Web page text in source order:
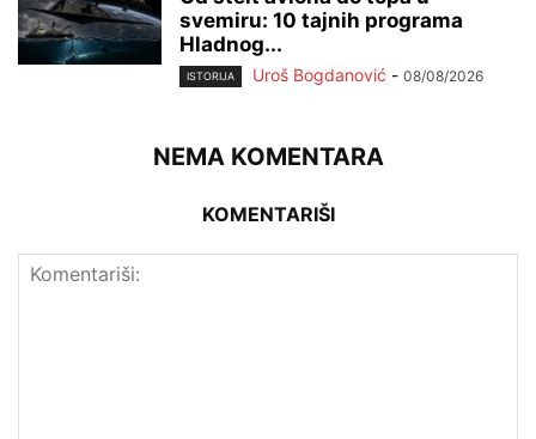
svemiru: 10 tajnih programa
Hladnog...
ISTORIJA Uroš Bogdanović - 08/08/2026
NEMA KOMENTARA
KOMENTARIŠI